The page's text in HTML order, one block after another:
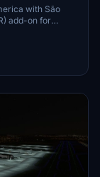
with São
add-on for
updated
with more
and place the